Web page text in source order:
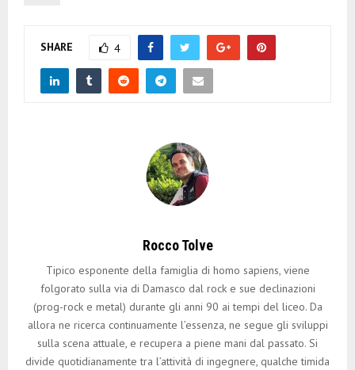
SHARE 4
Rocco Tolve
Tipico esponente della famiglia di homo sapiens, viene
folgorato sulla via di Damasco dal rock e sue declinazioni
(prog-rock e metal) durante gli anni 90 ai tempi del liceo. Da
allora ne ricerca continuamente l’essenza, ne segue gli sviluppi
sulla scena attuale, e recupera a piene mani dal passato. Si
divide quotidianamente tra l’attività di ingegnere, qualche timida